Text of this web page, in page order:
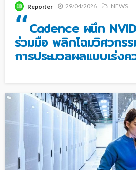
Reporter 29/04/2026 NEWS
“Cadence ผนึก
ร่วมมือ พลิกโฉมวิศวกร
การประมวลผลแบบเร่งค